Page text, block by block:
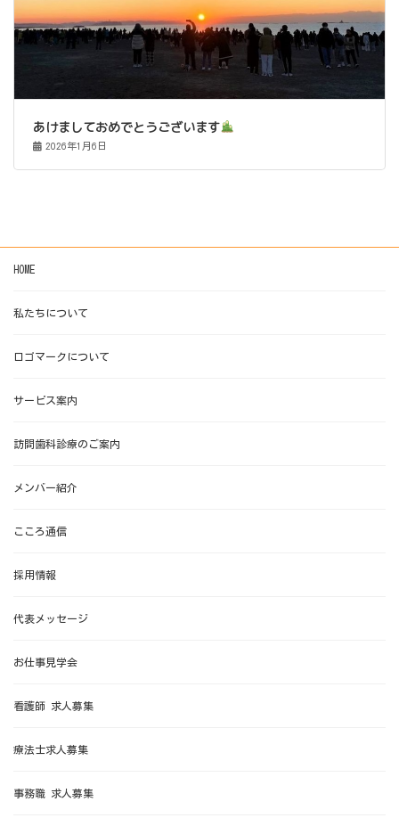
あけましておめでとうございます
2026年1月6日
HOME
私たちについて
ロゴマークについて
サービス案内
訪問歯科診療のご案内
メンバー紹介
こころ通信
採用情報
代表メッセージ
お仕事見学会
看護師 求人募集
療法士求人募集
事務職 求人募集